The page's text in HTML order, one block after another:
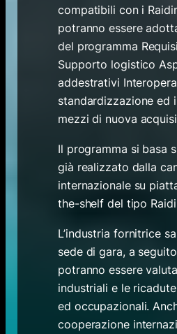
compatibili con i
potranno essere
del programma
Supporto logistico
addestrativi
standardizzazione ed
mezzi di nuova
Il programma si basa
già realizzato dalla
internazionale su
the-shelf del tipo
L’industria fornitrice
sede di gara, a
potranno essere
industriali e le
ed occupazionali.
cooperazione